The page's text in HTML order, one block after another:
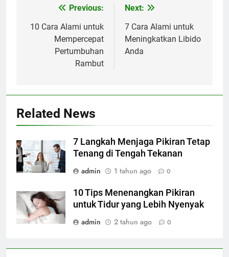
Navigasi
pos
Previous:
10 Cara Alami untuk
Mempercepat
Pertumbuhan
Rambut
Next:
7 Cara Alami untuk
Meningkatkan Libido
Anda
Related News
7 Langkah Menjaga Pikiran Tetap
Tenang di Tengah Tekanan
admin
1 tahun ago 0
10 Tips Menenangkan Pikiran
untuk Tidur yang Lebih Nyenyak
admin
2 tahun ago 0